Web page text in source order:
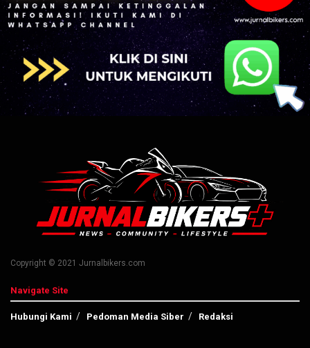
Copyright © 2021 Jurnalbikers.com
Navigate Site
Hubungi Kami Pedoman Media Siber Redaksi